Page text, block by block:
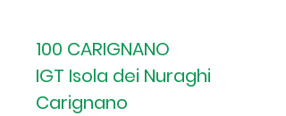
100 CARIGNANO
IGT Isola dei Nuraghi
Carignano